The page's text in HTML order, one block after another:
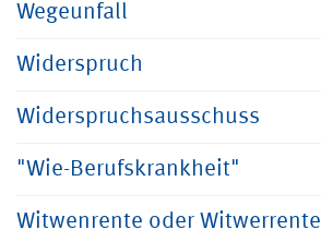
Wegeunfall
Widerspruch
Widerspruchsausschuss
"Wie-Berufskrankheit"
Witwenrente oder Witwerrente